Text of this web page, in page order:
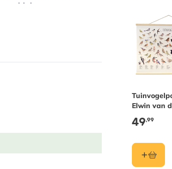
Elwin van
49,99
de
nawoord.